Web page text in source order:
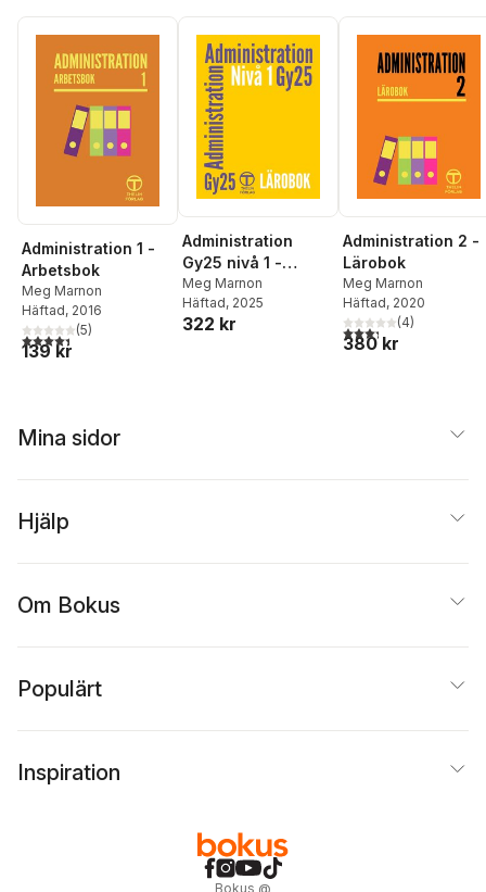
Administration 1 -
Arbetsbok
Meg Marnon
Häftad, 2016
4,4utav 5 stjärnor. Totalt antal röster:
(5)
139 kr
Administration
Gy25 nivå 1 -
Lärobok
Meg Marnon
Häftad, 2025
322 kr
Administration 2 -
Lärobok
Meg Marnon
Häftad, 2020
3,3utav 5 stjärnor.
(4)
380 kr
Mina sidor
Hjälp
Om Bokus
Populärt
Inspiration
Bokus @